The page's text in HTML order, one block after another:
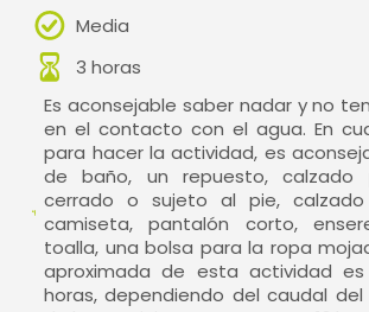
Media
3 horas
Es aconsejable saber nadar y no
en el contacto con el agua. En
para hacer la actividad, es
de baño, un repuesto, calzado
cerrado o sujeto al pie,
camiseta, pantalón corto,
toalla, una bolsa para la ropa
aproximada de esta actividad
horas, dependiendo del caudal